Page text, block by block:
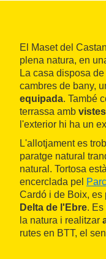
El Maset del
plena natura, en
La casa disposa
cambres de bany,
equipada. També
terrassa amb
l'exterior hi ha un
L'allotjament es
paratge natural
natural. Tortosa
encerclada pel
Cardó i de Boix, es
Delta de l'Ebre.
la natura i realitzar
rutes en BTT, el